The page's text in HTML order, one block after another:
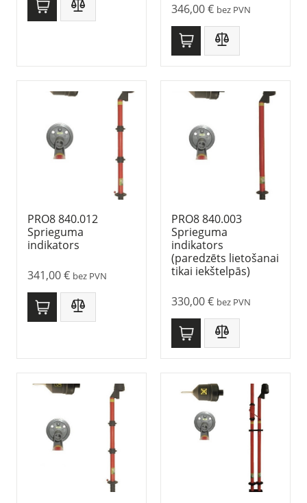
346,00€ bez PVN
PRO8 840.012
Sprieguma
indikators
341,00€ bez PVN
PRO8 840.003
Sprieguma
indikators
(paredzēts lietošanai
tikai iekštelpās)
330,00€ bez PVN